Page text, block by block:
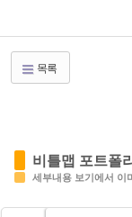
목록
비틀맵 포트폴
세부내용 보기에서 이